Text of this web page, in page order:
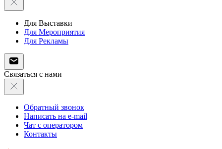
Для Выставки
Для Мероприятия
Для Рекламы
Связаться с нами
Обратный звонок
Написать на e-mail
Чат с оператором
Контакты